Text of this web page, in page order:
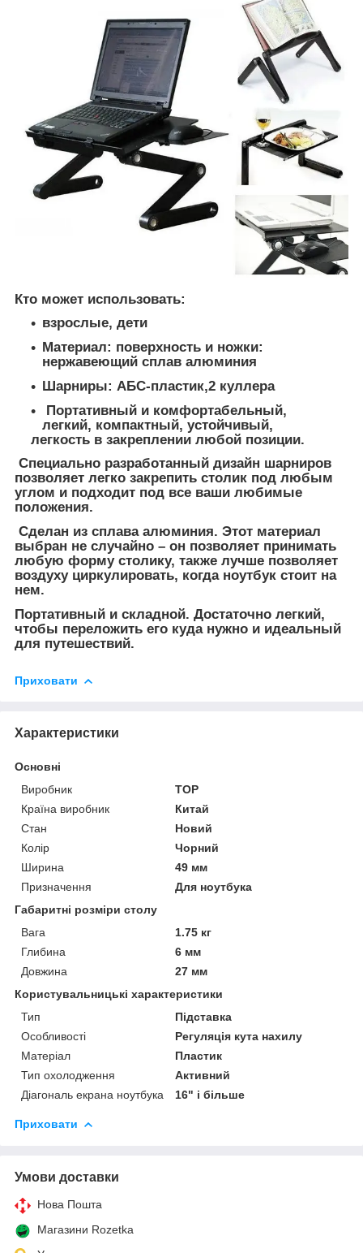
Кто может использовать:
взрослые, дети
Материал: поверхность и ножки:
нержавеющий сплав алюминия
Шарниры: АБС-пластик,2 куллера
Портативный и комфортабельный,
легкий, компактный, устойчивый,
легкость в закреплении любой позиции.
Специально разработанный дизайн шарниров
позволяет легко закрепить столик под любым
углом и подходит под все ваши любимые
положения.
Сделан из сплава алюминия. Этот материал
выбран не случайно – он позволяет принимать
любую форму столику, также лучше позволяет
воздуху циркулировать, когда ноутбук стоит на
нем.
Портативный и складной. Достаточно легкий,
чтобы переложить его куда нужно и идеальный
для путешествий.
Приховати
Характеристики
Основні
Виробник
TOP
Країна виробник
Китай
Стан
Новий
Колір
Чорний
Ширина
49 мм
Призначення
Для ноутбука
Габаритні розміри столу
Вага
1.75 кг
Глибина
6 мм
Довжина
27 мм
Користувальницькі характеристики
Тип
Підставка
Особливості
Регуляція кута нахилу
Матеріал
Пластик
Тип охолодження
Активний
Діагональ екрана ноутбука
16" і більше
Приховати
Умови доставки
Нова Пошта
Магазини Rozetka